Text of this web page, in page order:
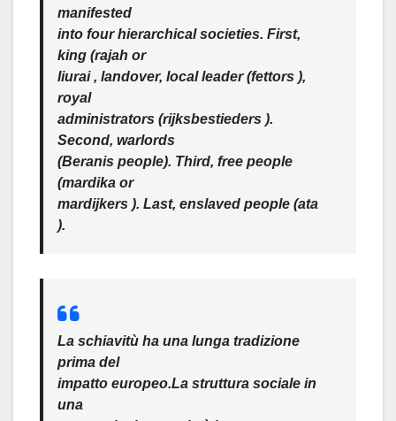
manifested
into four hierarchical societies. First,
king (rajah or
liurai , landover, local leader (fettors ),
royal
administrators (rijksbestieders ).
Second, warlords
(Beranis people). Third, free people
(mardika or
mardijkers ). Last, enslaved people (ata
).
La schiavitù ha una lunga tradizione
prima del
impatto europeo.La struttura sociale in
una